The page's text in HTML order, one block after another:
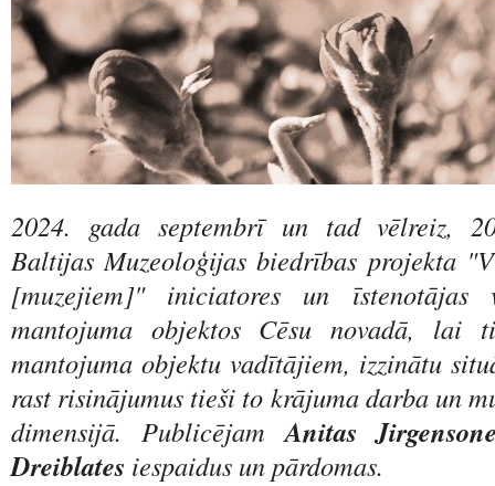
2024. gada septembrī un tad vēlreiz,
Baltijas Muzeoloģijas biedrības projekta
[muzejiem]" iniciatores un īstenotājas
mantojuma objektos Cēsu novadā, lai
mantojuma objektu vadītājiem, izzinātu
rast risinājumus tieši to krājuma darba un
dimensijā. PublicējamAnitas
Dreiblates iespaidus un pārdomas.